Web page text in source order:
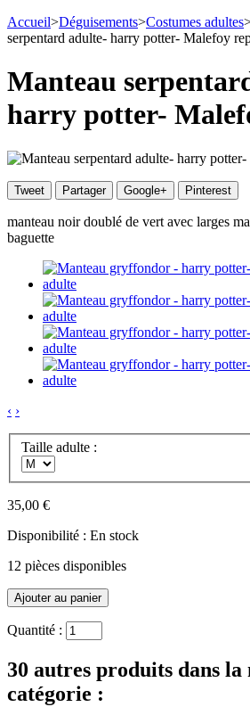
Accueil>Déguisements>Costumes adultes
serpentard adulte- harry potter- Malefoy
Manteau
harry potter-
Tweet Partager Google+ Pinterest
manteau noir doublé de vert avec larges
baguette
‹ ›
Taille adulte :
35,00 €
Disponibilité : En stock
12 pièces disponibles
Quantité :
30 autres produits dans la
catégorie :